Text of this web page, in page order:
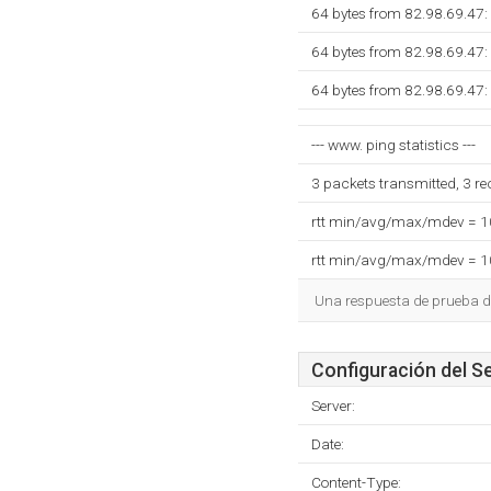
64 bytes from
64 bytes from
64 bytes from
--- www. ping statistics ---
3 packets transmitted, 3
rtt min/avg/max/mdev =
rtt min/avg/max/mdev =
Una respuesta de prueba
Configuración del
Server:
Date:
Content-Type: